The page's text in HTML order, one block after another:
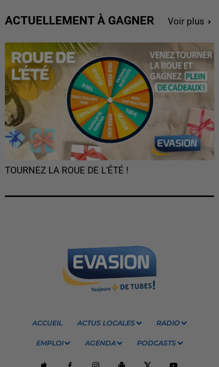
ACTUELLEMENT À GAGNER Voir plus
TOURNEZ LA ROUE DE L'ÉTÉ !
ACCUEIL ACTUS LOCALES RADIO
EMPLOI AGENDA PODCASTS